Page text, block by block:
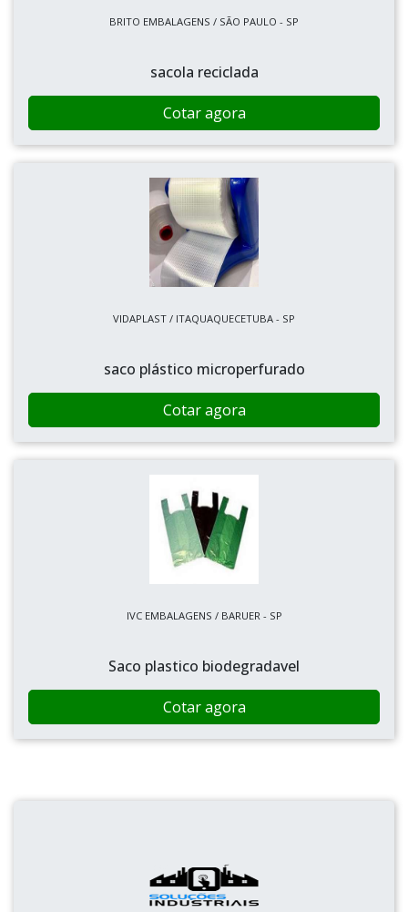
BRITO EMBALAGENS / SÃO PAULO - SP
sacola reciclada
Cotar agora
VIDAPLAST / ITAQUAQUECETUBA - SP
saco plástico microperfurado
Cotar agora
IVC EMBALAGENS / BARUER - SP
Saco plastico biodegradavel
Cotar agora